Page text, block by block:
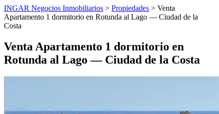
INGAR Negocios Inmobiliarios > Propiedades > Venta
Apartamento 1 dormitorio en Rotunda al Lago — Ciudad de la
Costa
Venta Apartamento 1 dormitorio en
Rotunda al Lago — Ciudad de la Costa